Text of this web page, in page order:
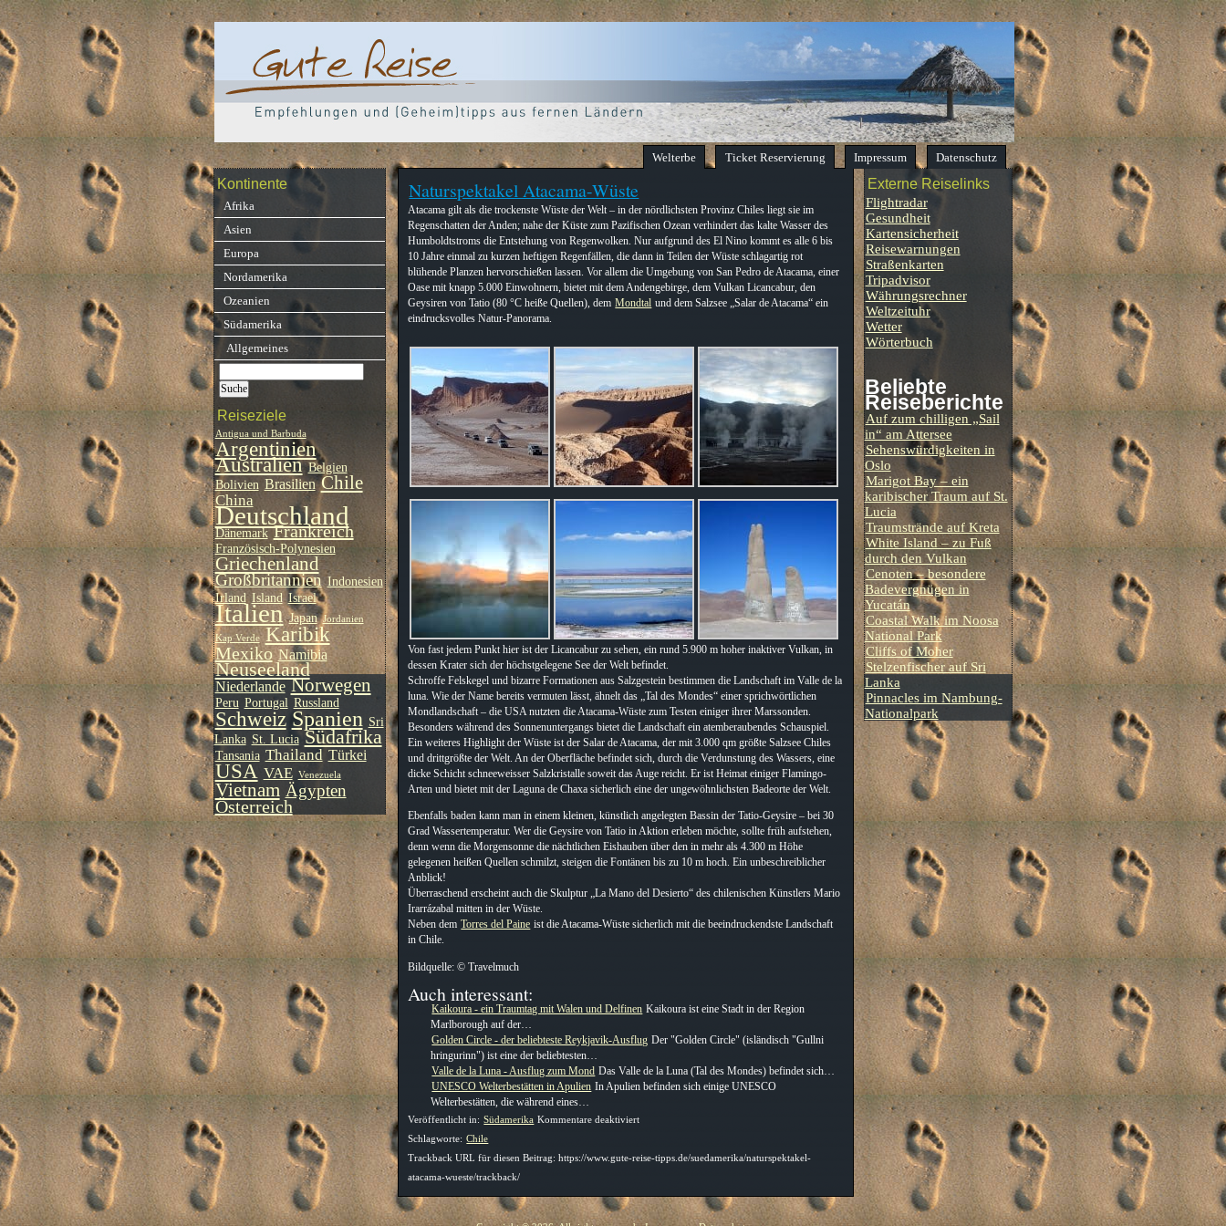
Welterbe Ticket Reservierung Impressum Datenschutz
Naturspektakel Atacama-Wüste
Atacama gilt als die trockenste Wüste der Welt – in der nördlichsten Provinz Chiles liegt sie im
Regenschatten der Anden; nahe der Küste zum Pazifischen Ozean verhindert das kalte Wasser des
Humboldtstroms die Entstehung von Regenwolken. Nur aufgrund des El Nino kommt es alle 6 bis
10 Jahre einmal zu kurzen heftigen Regenfällen, die dann in Teilen der Wüste schlagartig rot
blühende Planzen hervorschießen lassen. Vor allem die Umgebung von San Pedro de Atacama, einer
Oase mit knapp 5.000 Einwohnern, bietet mit dem Andengebirge, dem Vulkan Licancabur, den
Geysiren von Tatio (80 °C heiße Quellen), dem Mondtal und dem Salzsee „Salar de Atacama“ ein
eindrucksvolles Natur-Panorama.
Von fast jedem Punkt hier ist der Licancabur zu sehen, ein rund 5.900 m hoher inaktiver Vulkan, in
dessen Krater sich der höchstgelegene See der Welt befindet.
Schroffe Felskegel und bizarre Formationen aus Salzgestein bestimmen die Landschaft im Valle de la
luna. Wie der Name bereits vermuten lässt, ähnelt das „Tal des Mondes“ einer sprichwörtlichen
Mondlandschaft – die USA nutzten die Atacama-Wüste zum Testen einiger ihrer Marssonden.
Besonders während des Sonnenuntergangs bietet die Landschaft ein atemberaubendes Schauspiel.
Ein weiteres Highlight der Wüste ist der Salar de Atacama, der mit 3.000 qm größte Salzsee Chiles
und drittgrößte der Welt. An der Oberfläche befindet sich, durch die Verdunstung des Wassers, eine
dicke Schicht schneeweisser Salzkristalle soweit das Auge reicht. Er ist Heimat einiger Flamingo-
Arten und bietet mit der Laguna de Chaxa sicherlich eine der ungewöhnlichsten Badeorte der Welt.
Ebenfalls baden kann man in einem kleinen, künstlich angelegten Bassin der Tatio-Geysire – bei 30
Grad Wassertemperatur. Wer die Geysire von Tatio in Aktion erleben möchte, sollte früh aufstehen,
denn wenn die Morgensonne die nächtlichen Eishauben über den in mehr als 4.300 m Höhe
gelegenen heißen Quellen schmilzt, steigen die Fontänen bis zu 10 m hoch. Ein unbeschreiblicher
Anblick!
Überraschend erscheint auch die Skulptur „La Mano del Desierto“ des chilenischen Künstlers Mario
Irarrázabal mitten in der Wüste.
Neben dem Torres del Paine ist die Atacama-Wüste sicherlich mit die beeindruckendste Landschaft
in Chile.
Bildquelle: © Travelmuch
Auch interessant:
Kaikoura - ein Traumtag mit Walen und Delfinen Kaikoura ist eine Stadt in der Region
Marlborough auf der…
Golden Circle - der beliebteste Reykjavik-Ausflug Der "Golden Circle" (isländisch "Gullni
hringurinn") ist eine der beliebtesten…
Valle de la Luna - Ausflug zum Mond Das Valle de la Luna (Tal des Mondes) befindet sich…
UNESCO Welterbestätten in Apulien In Apulien befinden sich einige UNESCO
Welterbestätten, die während eines…
Veröffentlicht in: Südamerika Kommentare deaktiviertfür
Atacama-
Schlagworte: Chile
Trackback URL für diesen Beitrag: https://www.gute-reise-tipps.de/suedamerika/naturspektakel-
atacama-wueste/trackback/
Externe Reiselinks
Flightradar
Gesundheit
Kartensicherheit
Reisewarnungen
Straßenkarten
Tripadvisor
Währungsrechner
Weltzeituhr
Wetter
Wörterbuch
Beliebte
Reiseberichte
Auf zum chilligen „Sail
in“ am Attersee
Sehenswürdigkeiten in
Oslo
Marigot Bay – ein
karibischer Traum auf St.
Lucia
Traumstrände auf Kreta
White Island – zu Fuß
durch den Vulkan
Cenoten – besondere
Badevergnügen in
Yucatán
Coastal Walk im Noosa
National Park
Cliffs of Moher
Stelzenfischer auf Sri
Lanka
Pinnacles im Nambung-
Nationalpark
Kontinente
Afrika
Asien
Europa
Nordamerika
Ozeanien
Südamerika
Allgemeines
Reiseziele
Antigua und Barbuda
Argentinien
Australien Belgien
Bolivien Brasilien Chile
China
Deutschland
Dänemark Frankreich
Französisch-Polynesien
Griechenland
Großbritannien Indonesien
Irland Island Israel
Italien Japan Jordanien
Kap Verde Karibik
Mexiko Namibia
Neuseeland
Niederlande Norwegen
Peru Portugal Russland
Schweiz Spanien Sri
Lanka St. Lucia Südafrika
Tansania Thailand Türkei
USA VAE Venezuela
Vietnam Ägypten
Österreich